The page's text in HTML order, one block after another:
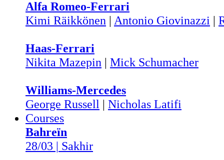
Alfa Romeo-Ferrari
Kimi Räikkönen | Antonio Giovinazzi |
Haas-Ferrari
Nikita Mazepin | Mick Schumacher
Williams-Mercedes
George Russell | Nicholas Latifi
Courses
Bahreïn
28/03 | Sakhir